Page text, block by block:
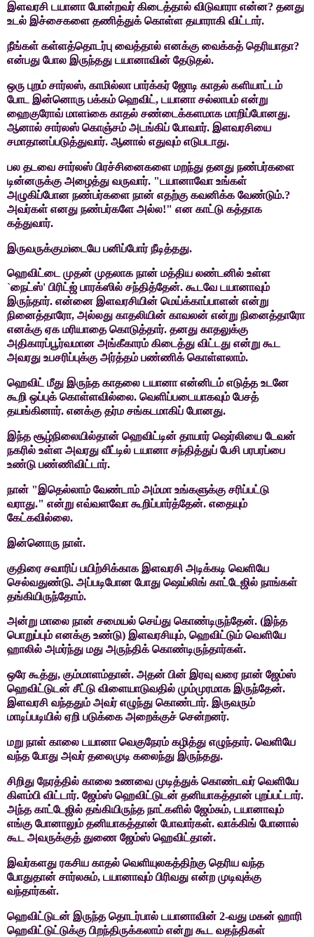
இளவரசி டயானா போன்றவர் கிடைத்தால் விடுவாரா என்ன? தனது
உடல் இச்சைகளை தணித்துக் கொள்ள தயாராகி விட்டார்.
நீங்கள் கள்ளத்தொடர்பு வைத்தால் எனக்கு வைக்கத் தெரியாதா?
என்பது போல இருந்தது டயானாவின் தேடுதல்.
ஒரு புறம் சார்லஸ், காமில்லா பார்க்கர் ஜோடி காதல் களியாட்டம்
போட இன்னொரு பக்கம் ஹெவிட், டயானா சல்லாபம் என்று
ஹைகுரோவ் மாளìகை காதல் சண்டைக்களமாக மாறிப்போனது.
ஆனால் சார்லஸ் கொஞ்சம் அடங்கிப் போவார். இளவரசியை
சமாதானப்படுத்துவார். ஆனால் எதுவும் எடுபடாது.
பல தடவை சார்லஸ் பிரச்சினைகளை மறந்து தனது நண்பர்களை
டின்னருக்கு அழைத்து வருவார். "டயானாவோ உங்கள்
அழுகிப்போன நண்பர்களை நான் எதற்கு கவனிக்க வேண்டும்.?
அவர்கள் எனது நண்பர்களே அல்ல!" என காட்டு கத்தாக
கத்துவார்.
இருவருக்குமìடையே பனிப்போர் நீடித்தது.
ஹெவிட்டை முதன் முதலாக நான் மத்திய லண்டனில் உள்ள
`நைட்ஸ்' பிரிட்ஜ் பாரக்ஸில் சந்தித்தேன். கூடவே டயானாவும்
இருந்தார். என்னை இளவரசியின் மெய்க்காப்பாளன் என்று
நினைத்தாரோ, அல்லது காதலியின் காவலன் என்று நினைத்தாரோ
எனக்கு ஏக மரியாதை கொடுத்தார். தனது காதலுக்கு
அதிகாரப்பூர்வமான அங்கீகாரம் கிடைத்து விட்டது என்று கூட
அவரது உபசரிப்புக்கு அர்த்தம் பண்ணிக் கொள்ளலாம்.
ஹெவிட் மீது இருந்த காதலை டயானா என்னிடம் எடுத்த உடனே
கூறி ஒப்புக் கொள்ளவில்லை. வெளிப்படையாகவும் பேசத்
தயங்கினார். எனக்கு தர்ம சங்கடமாகிப் போனது.
இந்த சூழ்நிலையில்தான் ஹெவிட்டின் தாயார் ஷெர்லியை டேவன்
நகரில் உள்ள அவரது வீட்டில் டயானா சந்தித்துப் பேசி பரபரப்பை
உண்டு பண்ணிவிட்டார்.
நான் "இதெல்லாம் வேண்டாம் அம்மா உங்களுக்கு சரிப்பட்டு
வராது." என்று எவ்வளவோ கூறிப்பார்த்தேன். எதையும்
கேட்கவில்லை.
இன்னொரு நாள்.
குதிரை சவாரிப் பயிற்சிக்காக இளவரசி அடிக்கடி வெளியே
செல்வதுண்டு. அப்படிபோன போது ஷெய்லிங் காட்டேஜில் நாங்கள்
தங்கியிருந்தோம்.
அன்று மாலை நான் சமையல் செய்து கொண்டிருந்தேன். (இந்த
பொறுப்பும் எனக்கு உண்டு) இளவரசியும், ஹெவிட்டும் வெளியே
ஹாலில் அமர்ந்து மது அருந்திக் கொண்டிருந்தார்கள்.
ஒரே கூத்து, கும்மாளம்தான். அதன் பின் இரவு வரை நான் ஜேம்ஸ்
ஹெவிட்டுடன் சீட்டு விளையாடுவதில் மும்முரமாக இருந்தேன்.
இளவரசி வந்ததும் அவர் எழுந்து கொண்டார். இருவரும்
மாடிப்படியில் ஏறி படுக்கை அறைக்குச் சென்றனர்.
மறு நாள் காலை டயானா வெகுநேரம் கழித்து எழுந்தார். வெளியே
வந்த போது அவர் தலைமுடி கலைந்து இருந்தது.
சிறிது நேரத்தில் காலை உணவை முடித்துக் கொண்டவர் வெளியே
கிளம்பி விட்டார். ஜேம்ஸ் ஹெவிட்டுடன் தனியாகத்தான் புறப்பட்டார்.
அந்த காட்டேஜில் தங்கியிருந்த நாட்களில் ஜேம்சும், டயானாவும்
எங்கு போனாலும் தனியாகத்தான் போவார்கள். வாக்கிங் போனால்
கூட அவருக்குத் துணை ஜேம்ஸ் ஹெவிட்தான்.
இவர்களது ரகசிய காதல் வெளியுலகத்திற்கு தெரிய வந்த
போதுதான் சார்லசும், டயானாவும் பிரிவது என்ற முடிவுக்கு
வந்தார்கள்.
ஹெவிட்டுடன் இருந்த தொடர்பால் டயானாவின் 2-வது மகன் ஹாரி
ஹெவிட்டுட்டுக்கு பிறந்திருக்கலாம் என்று கூட வதந்திகள்